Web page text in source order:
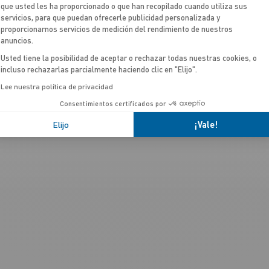
que usted les ha proporcionado o que han recopilado cuando utiliza sus
servicios, para que puedan ofrecerle publicidad personalizada y
proporcionarnos servicios de medición del rendimiento de nuestros
anuncios.
Usted tiene la posibilidad de aceptar o rechazar todas nuestras cookies, o
incluso rechazarlas parcialmente haciendo clic en "Elijo".
Lee nuestra política de privacidad
Consentimientos certificados por
Elijo ¡Vale!